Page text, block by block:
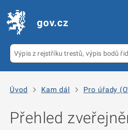
gov.cz
Úvod Kam dál Pro úřady
Přehled